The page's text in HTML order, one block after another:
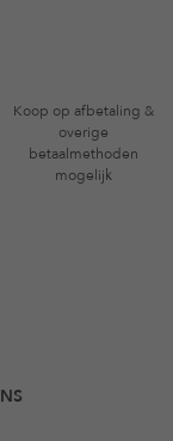
Koop op afbetaling &
overige
betaalmethoden
mogelijk